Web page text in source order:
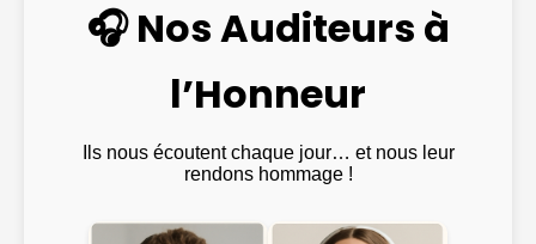
🎧 Nos Auditeurs à
l’Honneur
Ils nous écoutent chaque jour… et nous leur
rendons hommage !